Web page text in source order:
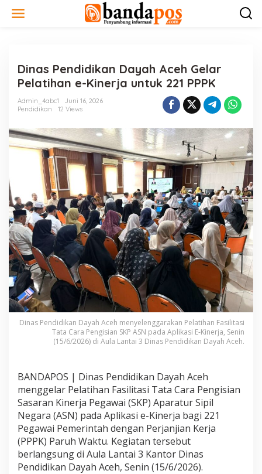
Dinas Pendidikan Dayah Aceh Gelar
Pelatihan e-Kinerja untuk 221 PPPK
Admin_4abc1
Juni 16, 2026
Pendidikan
12 Views
Dinas Pendidikan Dayah Aceh menyelenggarakan Pelatihan Fasilitasi
Tata Cara Pengisian SKP ASN pada Aplikasi E-Kinerja, Senin
(15/6/2026) di Aula Lantai 3 Dinas Pendidikan Dayah Aceh.
BANDAPOS | Dinas Pendidikan Dayah Aceh
menggelar Pelatihan Fasilitasi Tata Cara Pengisian
Sasaran Kinerja Pegawai (SKP) Aparatur Sipil
Negara (ASN) pada Aplikasi e-Kinerja bagi 221
Pegawai Pemerintah dengan Perjanjian Kerja
(PPPK) Paruh Waktu. Kegiatan tersebut
berlangsung di Aula Lantai 3 Kantor Dinas
Pendidikan Dayah Aceh, Senin (15/6/2026).